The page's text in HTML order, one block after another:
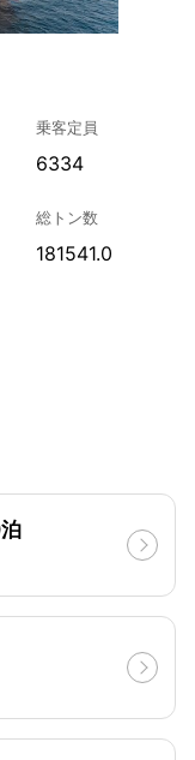
乗客定員
6334
総トン数
181541.0